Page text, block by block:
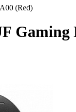
(Red)